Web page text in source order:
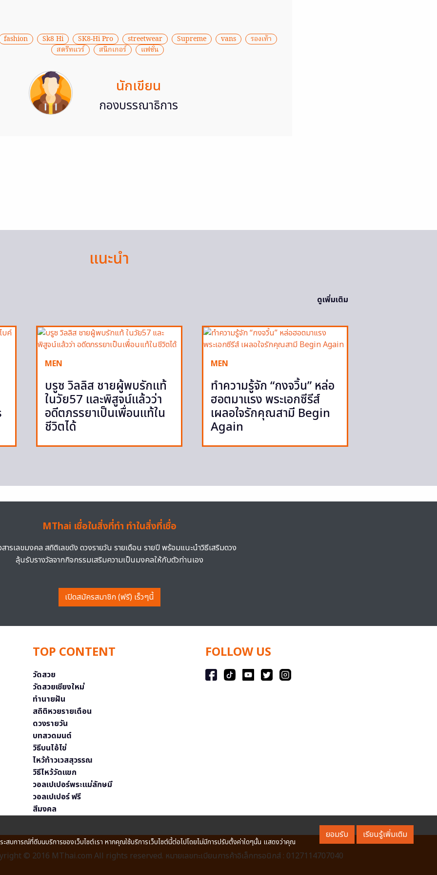
fashion Sk8 Hi SK8-Hi Pro streetwear Supreme vans
รองเท้า
สตรีทแวร์
สนีกเกอร์ แฟชั่น
นักเขียน
กองบรรณาธิการ
แนะนำ
ดูเพิ่มเติม
MEN
บรูซ วิลลิส ชายผู้พบรักแท้
ในวัย57 และพิสูจน์แล้วว่า
อดีตภรรยาเป็นเพื่อนแท้ใน
ชีวิตได้
MEN
ทำความรู้จัก “กงจวิ้น” หล่อ
ฮอตมาแรง พระเอกซีรีส์
เผลอใจรักคุณสามี Begin
Again
MThai เชื่อในสิ่งที่ทำ ทำในสิ่งที่เชื่อ
สารเลขมงคล สถิติเลขดัง ดวงรายวัน รายเดือน รายปี พร้อมแนะนำวิธีเสริมดวง
ลุ้นรับรางวัลจากกิจกรรมเสริมความเป็นมงคลให้กับตัวท่านเอง
เปิดสมัครสมาชิก (ฟรี) เร็วๆนี้
TOP CONTENT
วัดสวย
วัดสวยเชียงใหม่
ทำนายฝัน
สถิติหวยรายเดือน
ดวงรายวัน
บทสวดมนต์
วิธีบนไอ้ไข่
ไหว้ท้าวเวสสุวรรณ
วิธีไหว้วัดแขก
วอลเปเปอร์พระแม่ลักษมี
วอลเปเปอร์ ฟรี
สีมงคล
FOLLOW US
© 2016 MThai.com All rights reserved. หมายเลขทะเบียนการค้าอิเล็กทรอนิกส์ : 0127114707040
บการณ์ที่ดีบนบริการของเว็บไซต์เรา หากคุณใช้บริการเว็บไซต์นี้ต่อไปโดยไม่มีการปรับตั้งค่าใดๆนั้น แสดงว่าคุณ
ยอมรับ เรียนรู้เพิ่มเติม